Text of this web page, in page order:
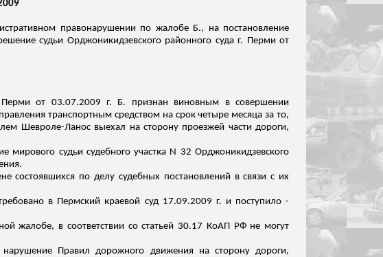
правонарушении по жалобе Б., на постановление
судьи Орджоникидзевского районного суда г. Перми от
Перми от 03.07.2009 г. Б. признан виновным в совершении
транспортным средством на срок четыре месяца за то,
Шевроле-Ланосвыехал на сторону проезжей части дороги,
мирового судьи судебного участка N 32 Орджоникидзевского
состоявшихся по делу судебных постановлений в связи с их
в Пермский краевой суд 17.09.2009 г. и поступило -
жалобе, в соответствии со статьей 30.17 КоАП РФ не могут
Правил дорожного движения на сторону дороги,